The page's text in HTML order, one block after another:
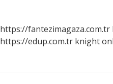
https://fantezimagaza.com.tr
https://edup.com.tr knight